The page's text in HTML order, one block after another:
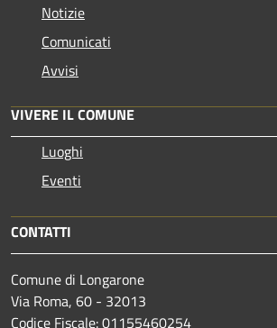
Notizie
Comunicati
Avvisi
VIVERE IL COMUNE
Luoghi
Eventi
CONTATTI
Comune di Longarone
Via Roma, 60 - 32013
Codice Fiscale: 01155460254